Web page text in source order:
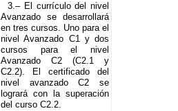
3.– El currículo del nivel
Avanzado se desarrollará
en tres cursos. Uno para el
nivel Avanzado C1 y dos
cursos para el nivel
Avanzado C2 (C2.1 y
C2.2). El certificado del
nivel avanzado C2 se
logrará con la superación
del curso C2.2.